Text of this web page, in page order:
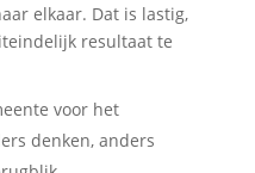
elkaar. Dat is lastig,
resultaat te
voor het
denken, anders